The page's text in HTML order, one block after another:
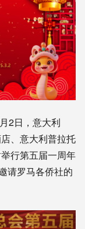
2日，意大利
、意大利普拉托
行第五届一周年
请罗马各侨社的